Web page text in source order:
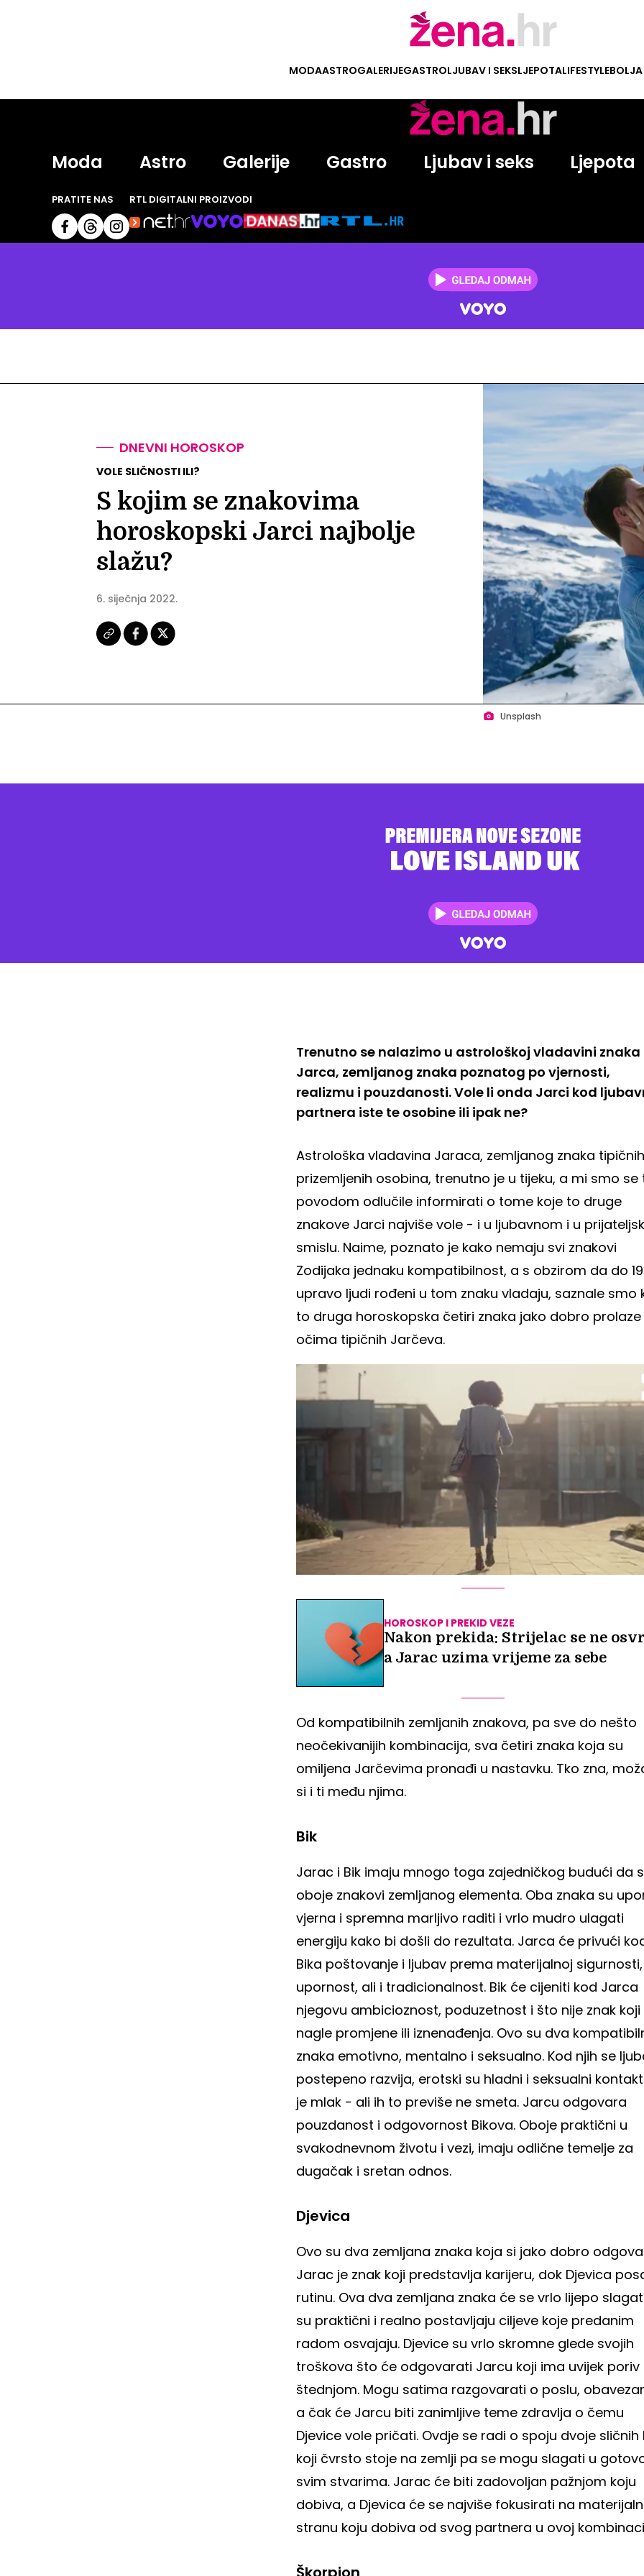
MODAASTROGALERIJEGASTROLJUBAV I SEKSLJEPOTALIFESTYLE
Moda Astro Galerije Gastro Ljubav i seks Ljepota
PRATITE NAS RTL DIGITALNI PROIZVODI
DNEVNI HOROSKOP
VOLE SLIČNOSTI ILI?
S kojim se znakovima
horoskopski Jarci najbolje
slažu?
6. siječnja 2022.
Unsplash
Trenutno se nalazimo u astrološkoj vladavini znaka
Jarca, zemljanog znaka poznatog po vjernosti,
realizmu i pouzdanosti. Vole li onda Jarci kod
partnera iste te osobine ili ipak ne?
Astrološka vladavina Jaraca, zemljanog znaka tipičnih
prizemljenih osobina, trenutno je u tijeku, a mi smo se
povodom odlučile informirati o tome koje to druge
znakove Jarci najviše vole - i u ljubavnom i u
smislu. Naime, poznato je kako nemaju svi znakovi
Zodijaka jednaku kompatibilnost, a s obzirom da do
upravo ljudi rođeni u tom znaku vladaju, saznale smo
to druga horoskopska četiri znaka jako dobro prolaze
očima tipičnih Jarčeva.
HOROSKOP I PREKID VEZE
Nakon prekida: Strijelac se ne
a Jarac uzima vrijeme za sebe
Od kompatibilnih zemljanih znakova, pa sve do nešto
neočekivanijih kombinacija, sva četiri znaka koja su
omiljena Jarčevima pronađi u nastavku. Tko zna,
si i ti među njima.
Bik
Jarac i Bik imaju mnogo toga zajedničkog budući da
oboje znakovi zemljanog elementa. Oba znaka su
vjerna i spremna marljivo raditi i vrlo mudro ulagati
energiju kako bi došli do rezultata. Jarca će privući
Bika poštovanje i ljubav prema materijalnoj sigurnosti,
upornost, ali i tradicionalnost. Bik će cijeniti kod Jarca
njegovu ambicioznost, poduzetnost i što nije znak koji
nagle promjene ili iznenađenja. Ovo su dva
znaka emotivno, mentalno i seksualno. Kod njih se
postepeno razvija, erotski su hladni i seksualni
je mlak - ali ih to previše ne smeta. Jarcu odgovara
pouzdanost i odgovornost Bikova. Oboje praktični u
svakodnevnom životu i vezi, imaju odlične temelje za
dugačak i sretan odnos.
Djevica
Ovo su dva zemljana znaka koja si jako dobro
Jarac je znak koji predstavlja karijeru, dok Djevica
rutinu. Ova dva zemljana znaka će se vrlo lijepo
su praktični i realno postavljaju ciljeve koje predanim
radom osvajaju. Djevice su vrlo skromne glede svojih
troškova što će odgovarati Jarcu koji ima uvijek poriv
štednjom. Mogu satima razgovarati o poslu,
a čak će Jarcu biti zanimljive teme zdravlja o čemu
Djevice vole pričati. Ovdje se radi o spoju dvoje sličnih
koji čvrsto stoje na zemlji pa se mogu slagati u
svim stvarima. Jarac će biti zadovoljan pažnjom koju
dobiva, a Djevica će se najviše fokusirati na
stranu koju dobiva od svog partnera u ovoj